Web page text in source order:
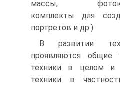
массы,
комплекты для
портретов и др.).
В развитии
проявляются общие
техники в целом и
техники в